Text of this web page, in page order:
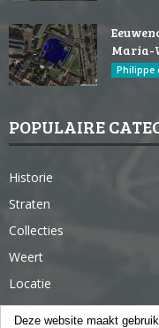
Maria-
Philippe
POPULAIRE
Historie
Straten
Collecties
Weert
Locatie
Weert in 365 dagen
Deze website maakt